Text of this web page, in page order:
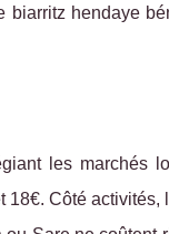
biarritz hendaye
les marchés
Côté activités,